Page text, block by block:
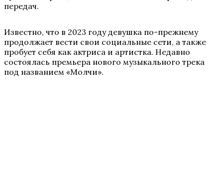
передач.
Известно, что в 2023 году девушка по-прежнему
продолжает вести свои социальные сети, а также
пробует себя как актриса и артистка. Недавно
состоялась премьера нового музыкального трека
под названием «Молчи».